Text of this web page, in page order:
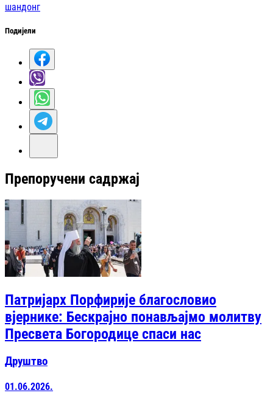
шандонг
Подијели
Препоручени садржај
Патријарх Порфирије благословио
вјернике: Бескрајно понављајмо молитву
Пресвета Богородице спаси нас
Друштво
01.06.2026.